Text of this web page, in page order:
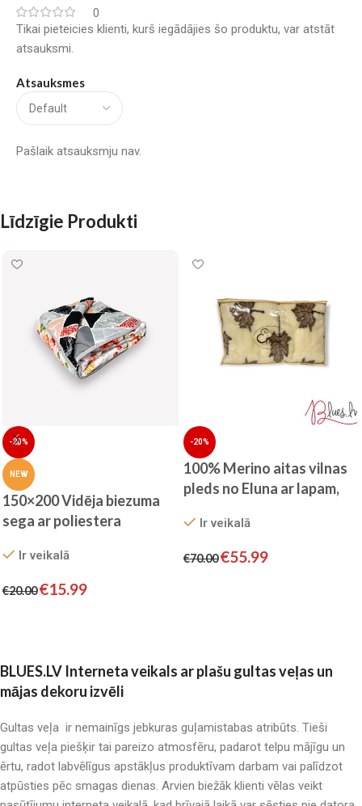
0
Atsauksmes
Pašlaik atsauksmju nav.
Tikai pieteicies klienti, kurš iegādājies šo produktu, var atstāt
atsauksmi.
Līdzīgie Produkti
-20%
NEW
150×200 Vidēja biezuma
sega ar poliestera
Ir veikalā
€20.00€15.99
-20%
100% Merino aitas vilnas
pleds no Eluna ar lapam,
Ir veikalā
€70.00€55.99
BLUES.LV Interneta veikals ar plašu gultas veļas un
mājas dekoru izvēli
Gultas veļa ir nemainīgs jebkuras guļamistabas atribūts. Tieši
gultas veļa piešķir tai pareizo atmosfēru, padarot telpu mājīgu un
ērtu, radot labvēlīgus apstākļus produktīvam darbam vai palīdzot
atpūsties pēc smagas dienas. Arvien biežāk klienti vēlas veikt